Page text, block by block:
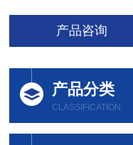
产品咨询
产品分类
CLASSIFICATION